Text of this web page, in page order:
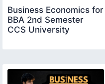
Business Economics for
BBA 2nd Semester
CCS University